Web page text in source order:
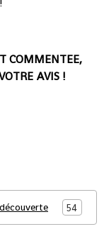
COMMENTEE,
AVIS !
54